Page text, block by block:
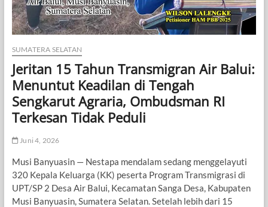
SUMATERA SELATAN
Jeritan 15 Tahun Transmigran Air Balui:
Menuntut Keadilan di Tengah
Sengkarut Agraria, Ombudsman RI
Terkesan Tidak Peduli
Juni 4, 2026
Musi Banyuasin — Nestapa mendalam sedang menggelayuti
320 Kepala Keluarga (KK) peserta Program Transmigrasi di
UPT/SP 2 Desa Air Balui, Kecamatan Sanga Desa, Kabupaten
Musi Banyuasin, Sumatera Selatan. Setelah lebih dari 15